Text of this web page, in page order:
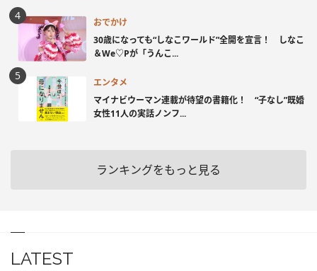
おでかけ
30歳になっても“しなこワールド”全開を宣言！ しなこ
＆We♡Pが「うんこ...
エンタメ
マイナビウーマン連載が待望の書籍化！ “子なし”既婚
女性11人の実話ノンフ...
ランキングをもっと見る
LATEST